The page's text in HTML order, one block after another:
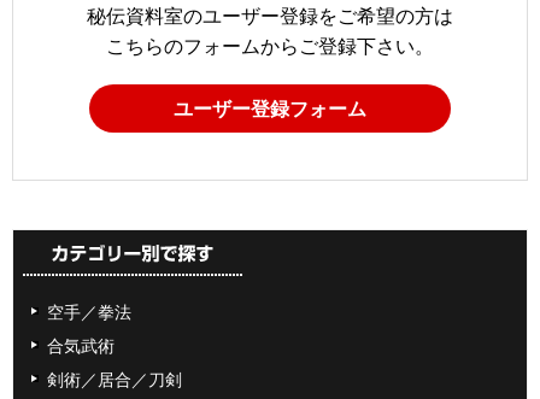
秘伝資料室のユーザー登録をご希望の方は
こちらのフォームからご登録下さい。
ユーザー登録フォーム
空手／拳法
合気武術
剣術／居合／刀剣